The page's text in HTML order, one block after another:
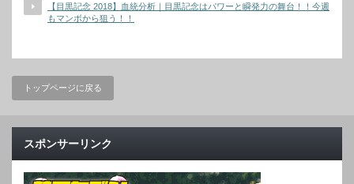
【目黒記念 2018】血統分析｜目黒記念はパワーと瞬発力の舞台！！今週
もマンボから狙う！！
トップページに戻る
スポンサーリンク